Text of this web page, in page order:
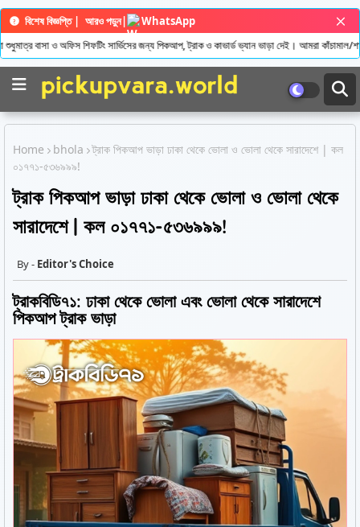
বিশেষ বিজ্ঞপ্তি | আরও পড়ুন|
WhatsApp
ও অফিস শিফটিং সার্ভিসের জন্য পিকআপ, ট্রাক ও কাভার্ড ভ্যান ভাড়া দেই। আমরা কাঁচামাল/
Home bhola
ট্রাক পিকআপ ভাড়া ঢাকা থেকে ভোলা ও ভোলা থেকে সারাদেশে | কল
০১৭৭১-৫৩৬৯৯৯!
ট্রাক পিকআপ ভাড়া ঢাকা থেকে ভোলা ও ভোলা থেকে
সারাদেশে | কল ০১৭৭১-৫৩৬৯৯৯!
Editor's Choice
ট্রাকবিডি৭১: ঢাকা থেকে ভোলা এবং ভোলা থেকে সারাদেশে
পিকআপ ট্রাক ভাড়া